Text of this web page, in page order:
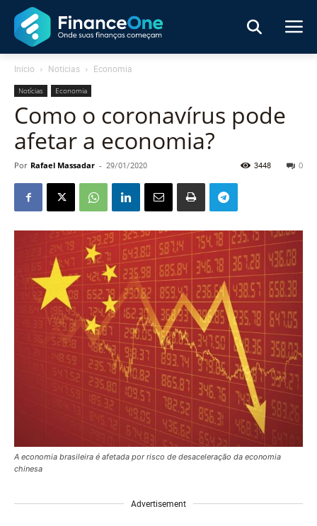
Início Notícias Economia
Notícias Economia
Como o coronavírus pode
afetar a economia?
Por Rafael Massadar - 29/01/2020 0
3448
A economia brasileira é afetada por risco de desaceleração da economia
chinesa
Advertisement